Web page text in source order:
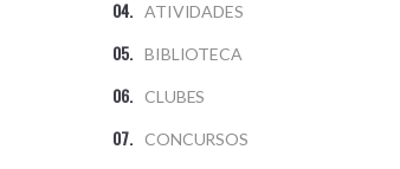
ATIVIDADES
BIBLIOTECA
CLUBES
CONCURSOS